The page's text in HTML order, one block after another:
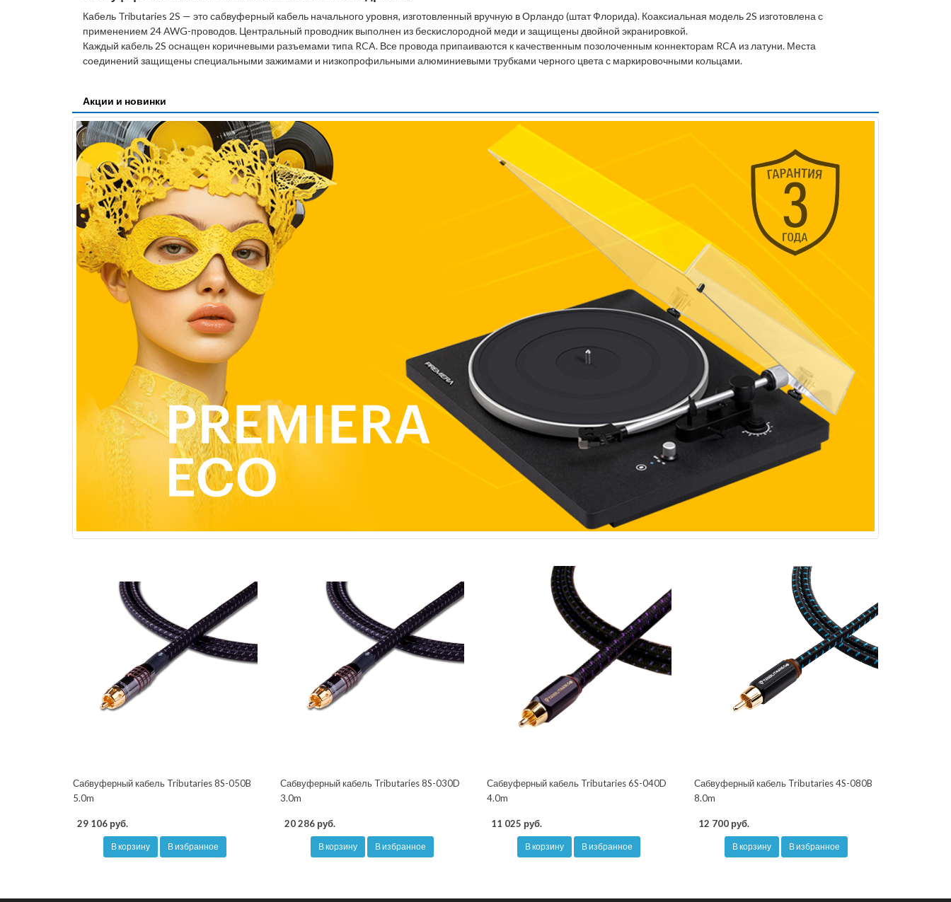
Кабель Tributaries 2S — это сабвуферный кабель начального уровня, изготовленный вручную в Орландо (штат Флорида). Коаксиальная модель 2S изготовлена с
применением 24 AWG-проводов. Центральный проводник выполнен из бескислородной меди и защищены двойной экранировкой.
Каждый кабель 2S оснащен коричневыми разъемами типа RCA. Все провода припаиваются к качественным позолоченным коннекторам RCA из латуни. Места
соединений защищены специальными зажимами и низкопрофильными алюминиевыми трубками черного цвета с маркировочными кольцами.
Акции и новинки
Сабвуферный кабель Tributaries 8S-050B
5.0m
29 106 руб.
В корзину В избранное
Сабвуферный кабель Tributaries 8S-030D
3.0m
20 286 руб.
В корзину В избранное
Сабвуферный кабель Tributaries 6S-040D
4.0m
11 025 руб.
В корзину В избранное
Сабвуферный кабель Tributaries 4S-080B
8.0m
12 700 руб.
В корзину В избранное